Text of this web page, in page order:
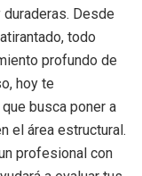
Desde
todo
profundo de
hoy te
que busca poner a
el área estructural.
profesional con